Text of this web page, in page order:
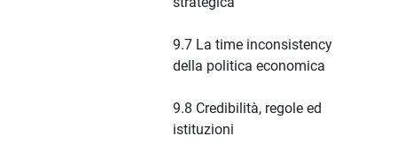
9.7 La time inconsistency
della politica economica
9.8 Credibilità, regole ed
istituzioni